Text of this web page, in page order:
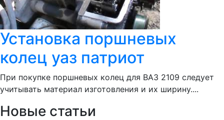
Установка поршневых
колец уаз патриот
При покупке поршневых колец для ВАЗ 2109 следует
учитывать материал изготовления и их ширину....
Новые статьи